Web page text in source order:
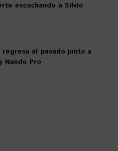
escuchando a Silvio
regresa al pasado junto a
Nando Pro